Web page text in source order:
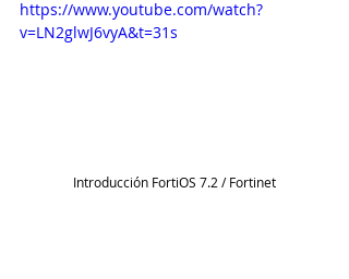
https://www.youtube.com/watch?
v=LN2glwJ6vyA&t=31s
Introducción FortiOS 7.2 / Fortinet